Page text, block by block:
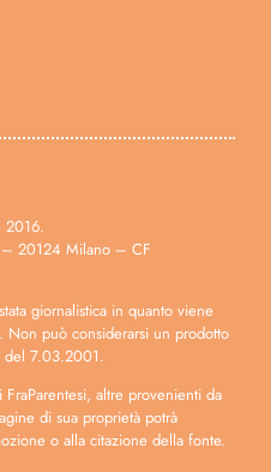
2016.
– 20124 Milano – CF
giornalistica in quanto viene
Non può considerarsi un prodotto
del 7.03.2001.
altre provenienti da
di sua proprietà potrà
o alla citazione della fonte.